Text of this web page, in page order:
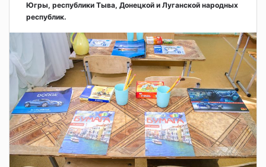
Югры, республики Тыва, Донецкой и Луганской народных
республик.